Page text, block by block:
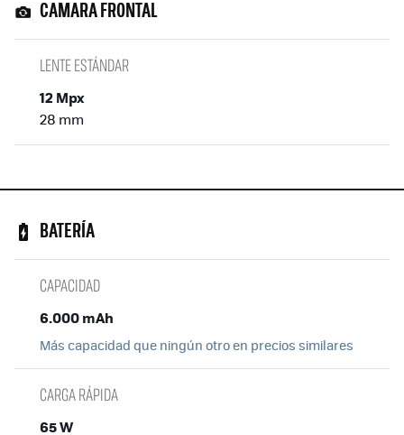
CAMARA FRONTAL
LENTE ESTÁNDAR
12 Mpx
28 mm
BATERÍA
CAPACIDAD
6.000 mAh
Más capacidad que ningún otro en precios similares
CARGA RÁPIDA
65 W